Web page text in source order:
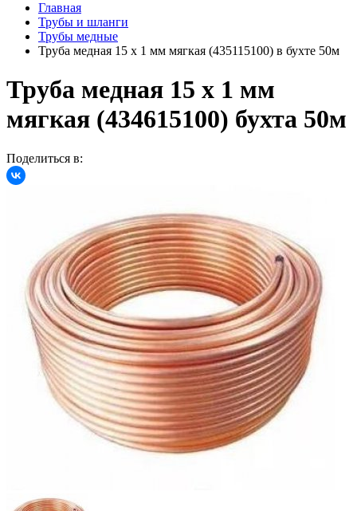
Главная
Трубы и шланги
Трубы медные
Труба медная 15 х 1 мм мягкая (435115100) в бухте 50м
Труба медная 15 х 1 мм
мягкая (434615100) бухта 50м
Поделиться в: